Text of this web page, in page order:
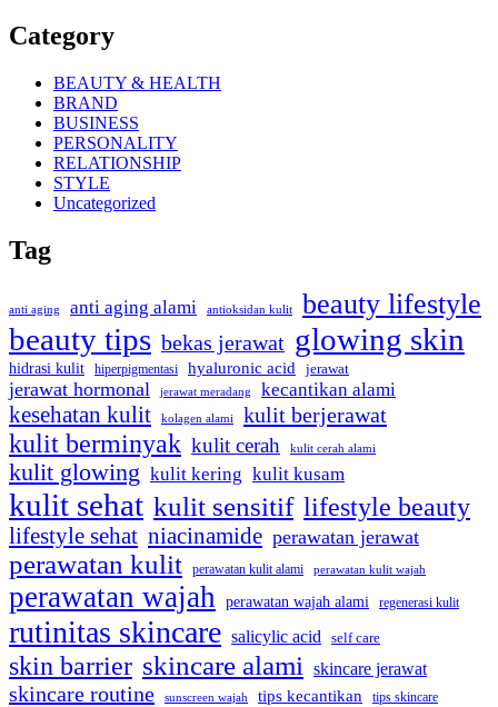
Category
BEAUTY & HEALTH
BRAND
BUSINESS
PERSONALITY
RELATIONSHIP
STYLE
Uncategorized
Tag
anti aging anti aging alami antioksidan kulit beauty lifestyle
beauty tips bekas jerawat glowing skin
hidrasi kulit hiperpigmentasi hyaluronic acid jerawat
jerawat hormonal jerawat meradang kecantikan alami
kesehatan kulit kolagen alami kulit berjerawat
kulit berminyak kulit cerah kulit cerah alami
kulit glowing kulit kering kulit kusam
kulit sehat kulit sensitif lifestyle beauty
lifestyle sehat niacinamide perawatan jerawat
perawatan kulit perawatan kulit alami perawatan kulit wajah
perawatan wajah perawatan wajah alami regenerasi kulit
rutinitas skincare salicylic acid self care
skin barrier skincare alami skincare jerawat
skincare routine sunscreen wajah tips kecantikan tips skincare